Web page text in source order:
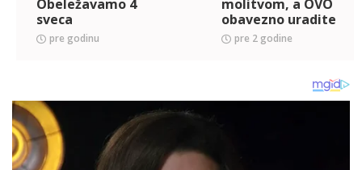
Obeležavamo 4
sveca
pre godinu
molitvom, a OVO
obavezno uradite
pre 2 godine